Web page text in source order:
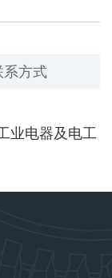
系方式
业电器及电工